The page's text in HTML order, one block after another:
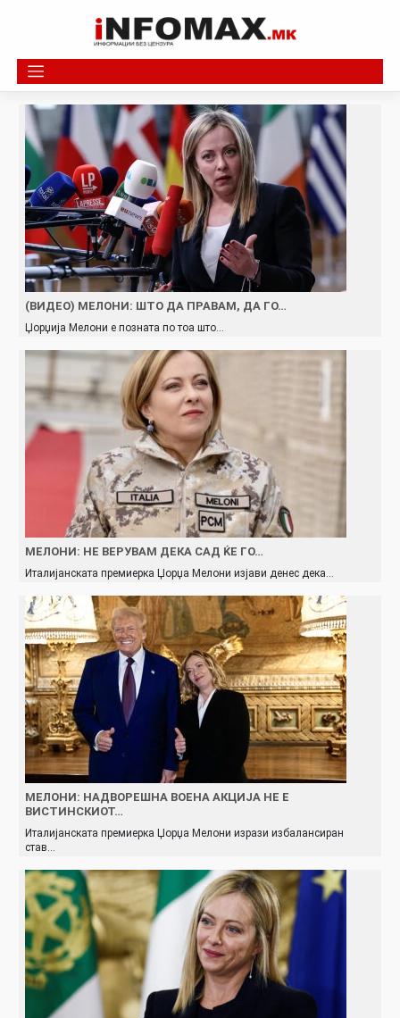
(ВИДЕО) МЕЛОНИ: ШТО ДА ПРАВАМ, ДА ГО…
Џорџија Мелони е позната по тоа што…
МЕЛОНИ: НЕ ВЕРУВАМ ДЕКА САД ЌЕ ГО…
Италијанската премиерка Џорџа Мелони изјави денес дека…
МЕЛОНИ: НАДВОРЕШНА ВОЕНА АКЦИЈА НЕ Е
ВИСТИНСКИОТ…
Италијанската премиерка Џорџа Мелони изрази избалансиран
став…